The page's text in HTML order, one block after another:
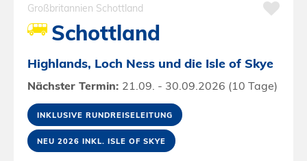
Großbritannien Schottland
Schottland
Highlands, Loch Ness und die Isle of Skye
Nächster Termin: 21.09. - 30.09.2026 (10 Tage)
INKLUSIVE RUNDREISELEITUNG
NEU 2026 INKL. ISLE OF SKYE